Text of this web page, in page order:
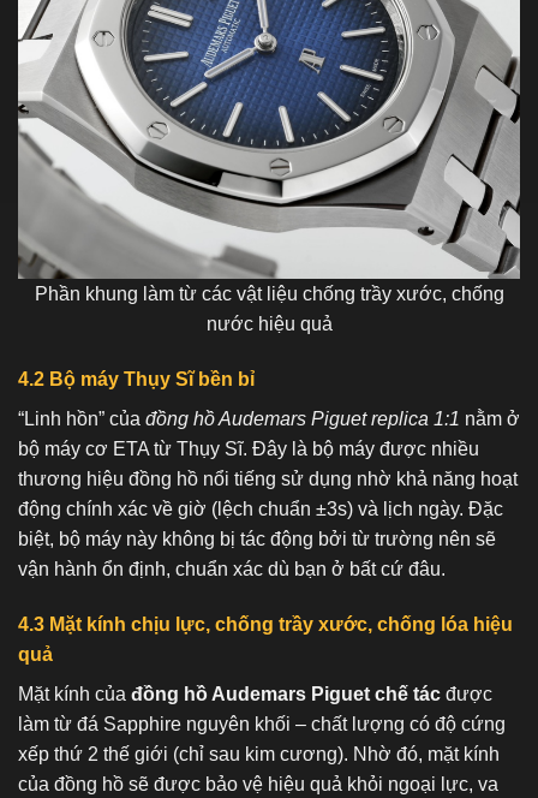
Phần khung làm từ các vật liệu chống trầy xước, chống
nước hiệu quả
4.2 Bộ máy Thụy Sĩ bền bỉ
“Linh hồn” của đồng hồ Audemars Piguet replica 1:1 nằm ở
bộ máy cơ ETA từ Thụy Sĩ. Đây là bộ máy được nhiều
thương hiệu đồng hồ nổi tiếng sử dụng nhờ khả năng hoạt
động chính xác về giờ (lệch chuẩn ±3s) và lịch ngày. Đặc
biệt, bộ máy này không bị tác động bởi từ trường nên sẽ
vận hành ổn định, chuẩn xác dù bạn ở bất cứ đâu.
4.3 Mặt kính chịu lực, chống trầy xước, chống lóa hiệu
quả
Mặt kính của đồng hồ Audemars Piguet chế tác được
làm từ đá Sapphire nguyên khối – chất lượng có độ cứng
xếp thứ 2 thế giới (chỉ sau kim cương). Nhờ đó, mặt kính
của đồng hồ sẽ được bảo vệ hiệu quả khỏi ngoại lực, va